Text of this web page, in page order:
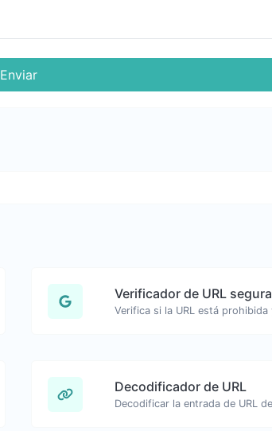
Enviar
Verificador de URL segura
Decodificador de URL